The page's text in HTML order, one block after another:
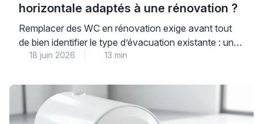
horizontale adaptés à une rénovation ?
Remplacer des WC en rénovation exige avant tout
de bien identifier le type d’évacuation existante : une
évacuation horizontale (sortie murale arrière) impose
sol, et choisir un modèle incompatible peut engendrer
des travaux de plomberie imprévus et coûteux. Pour
garantir un achat réussi et éviter toute mauvaise
18 juin 2026 13 min